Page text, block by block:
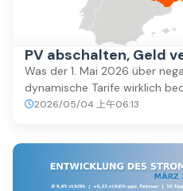
PV abschalten, Geld
Was der 1. Mai 2026 über
dynamische Tarife wirklich
2026/05/04 上午06:13